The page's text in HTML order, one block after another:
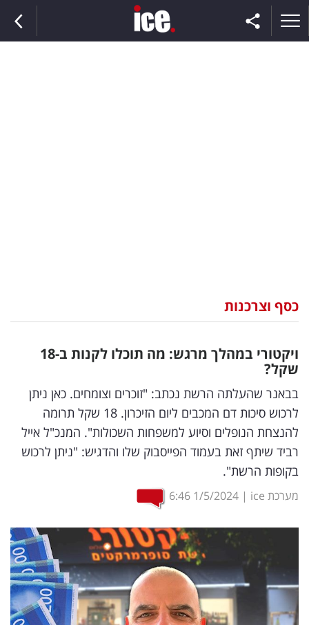
וצרכנות
דיגיטל
וטק
שיווק
ופרסום
משפט
ומחקרים
דעות
רכילות
עסקית
כסף וצרכנות
ויקטורי במהלך מרגש: מה תוכלו לקנות ב-18
שקל?
בבאנר שהעלתה הרשת נכתב: "זוכרים וצומחים. כאן ניתן
לרכוש סיכות דם המכבים ליום הזיכרון. 18 שקל תרומה
להנצחת הנופלים וסיוע למשפחות השכולות". המנכ"ל אייל
רביד שיתף זאת בעמוד הפייסבוק שלו והדגיש: "ניתן לרכוש
בקופות הרשת".
מערכת ice |
1/5/2024
6:46